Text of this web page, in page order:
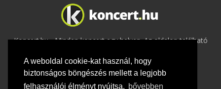
A weboldal cookie-kat használ, hogy
biztonságos böngészés mellett a legjobb
felhasználói élményt nyújtsa. bővebben
Koncert.hu - Minden koncert egy helyen. Az oldalon található
2020 Adatvédelem-ÁSZF-Felhasználási
feltételek-Webmaster- Kapcsolat és üzenet küldés